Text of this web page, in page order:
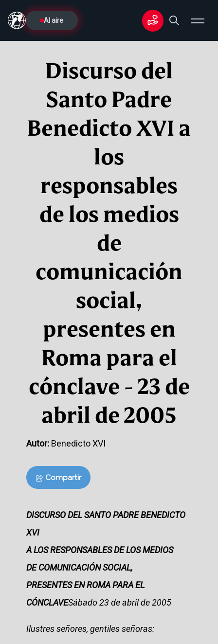
Al aire
Discurso del
Santo Padre
Benedicto XVI a
los
responsables
de los medios
de
comunicación
social,
presentes en
Roma para el
cónclave - 23 de
abril de 2005
Autor: Benedicto XVI
Compartir
DISCURSO DEL SANTO PADRE BENEDICTO
XVI
A LOS RESPONSABLES DE LOS MEDIOS
DE COMUNICACIÓN SOCIAL,
PRESENTES EN ROMA PARA EL
CÓNCLAVESábado 23 de abril de 2005
Ilustres señores, gentiles señoras: